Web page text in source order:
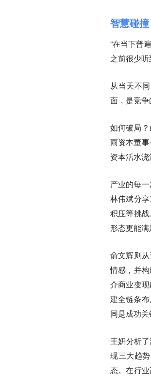
智慧碰
“在当下普
之前很少
从当天不
面，是竞
如何破局
雨资本董
资本活水
产业的每
林伟斌分
积压等挑
形态更能满
俞文辉则
情感，并
介商业变
建全链条
同是成功关
王妍分析
现三大趋
态。在行